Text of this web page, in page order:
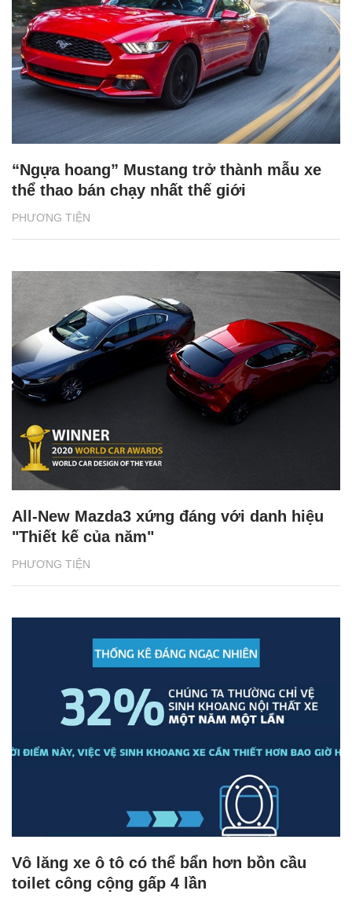
PHƯƠNG TIỆN
“Ngựa hoang” Mustang trở thành mẫu xe
thể thao bán chạy nhất thế giới
PHƯƠNG TIỆN
All-New Mazda3 xứng đáng với danh hiệu
"Thiết kế của năm"
Vô lăng xe ô tô có thể bẩn hơn bồn cầu
toilet công cộng gấp 4 lần